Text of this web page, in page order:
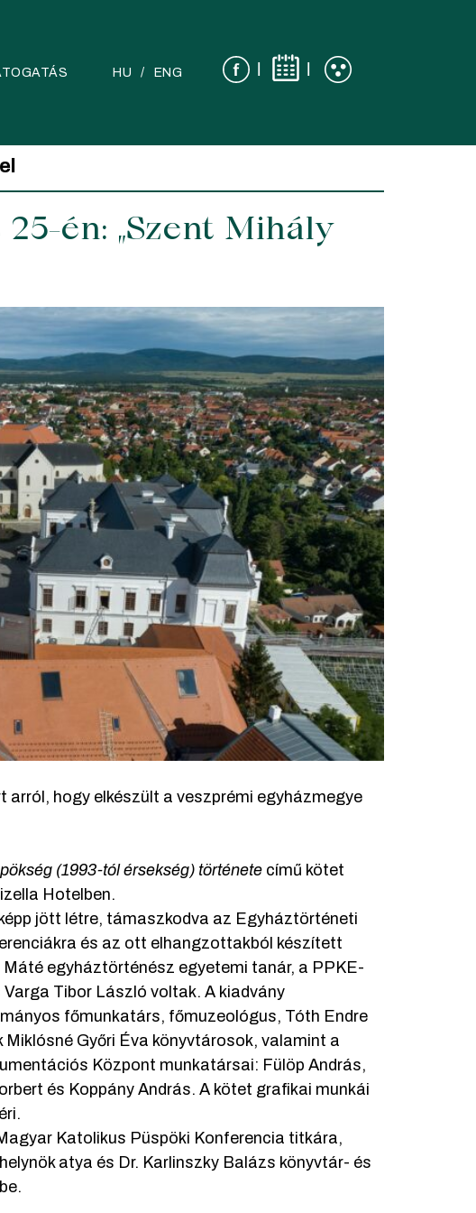
HU ENG | |
én: „Szent Mihály
arról, hogy elkészült a veszprémi egyházmegye
(1993-tól érsekség) története című kötet
Hotelben.
jött létre, támaszkodva az Egyháztörténeti
és az ott elhangzottakból készített
egyháztörténész egyetemi tanár, a PPKE-
Tibor László voltak. A kiadvány
főmunkatárs, főmuzeológus, Tóth Endre
Győri Éva könyvtárosok, valamint a
Központ munkatársai: Fülöp András,
és Koppány András. A kötet grafikai munkái
Katolikus Püspöki Konferencia titkára,
atya és Dr. Karlinszky Balázs könyvtár- és